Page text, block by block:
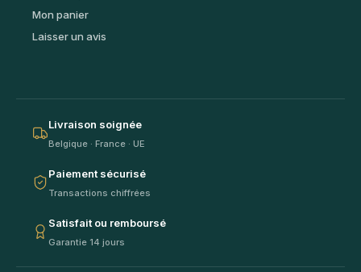
Mon panier
Laisser un avis
Livraison soignée
Belgique · France · UE
Paiement sécurisé
Transactions chiffrées
Satisfait ou remboursé
Garantie 14 jours